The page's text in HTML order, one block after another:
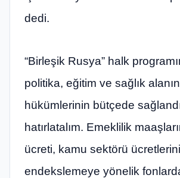
dedi.
“Birleşik Rusya” halk
politika, eğitim ve sağlık
hükümlerinin bütçede
hatırlatalım. Emeklilik
ücreti, kamu sektörü ücretlerini
endekslemeye yönelik